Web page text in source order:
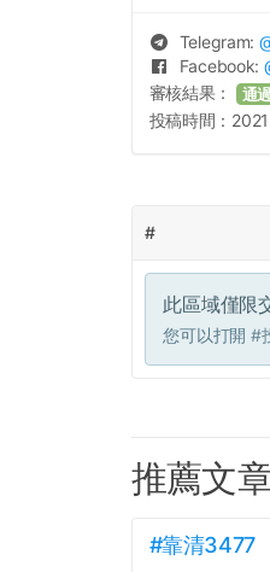
Telegram:
Facebook:
審核結果： 通過
投稿時間：
#
此區域僅限
您可以打開 #
推薦文
#靠清3477